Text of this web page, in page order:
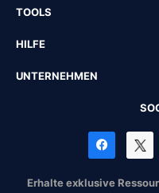
TOOLS
HILFE
UNTERNEHMEN
Erhalte exklusive